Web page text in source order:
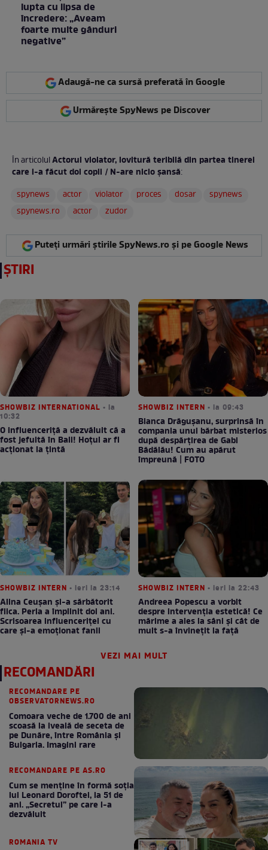
lupta cu lipsa de
încredere: „Aveam
foarte multe gânduri
negative”
Adaugă-ne ca sursă preferată în Google
Urmărește SpyNews pe Discover
În articolulActorul violator, lovitură teribilă din partea tinerei
care i-a făcut doi copii / N-are nicio șansă:
spynews
actor violator proces dosar
spynews
spynews.ro
actor zudor
Puteți urmări știrile SpyNews.ro și pe Google News
ȘTIRI
SHOWBIZ INTERNATIONAL • la
10:32
O influenceriță a dezvăluit că a
fost jefuită în Bali! Hoțul ar fi
acționat la țintă
SHOWBIZ INTERN • la 09:43
Bianca Drăgușanu, surprinsă în
compania unui bărbat misterios
după despărțirea de Gabi
Bădălău! Cum au apărut
împreună | FOTO
SHOWBIZ INTERN • ieri la 23:14
Alina Ceușan și-a sărbătorit
fiica. Perla a împlinit doi ani.
Scrisoarea influenceriței cu
care și-a emoționat fanii
SHOWBIZ INTERN • ieri la 22:43
Andreea Popescu a vorbit
despre intervenția estetică! Ce
mărime a ales la sâni și cât de
mult s-a învinețit la față
VEZI MAI MULT
RECOMANDĂRI
RECOMANDARE PE
OBSERVATORNEWS.RO
Comoara veche de 1.700 de ani
scoasă la iveală de seceta de
pe Dunăre, între România şi
Bulgaria. Imagini rare
RECOMANDARE PE AS.RO
Cum se menţine în formă soţia
lui Leonard Doroftei, la 51 de
ani. „Secretul” pe care l-a
dezvăluit
ROMANIA TV